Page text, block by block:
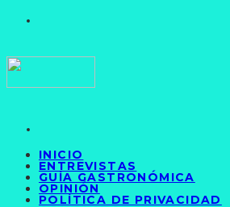
INICIO
ENTREVISTAS
GUÍA GASTRONÓMICA
OPINIÓN
POLÍTICA DE PRIVACIDAD